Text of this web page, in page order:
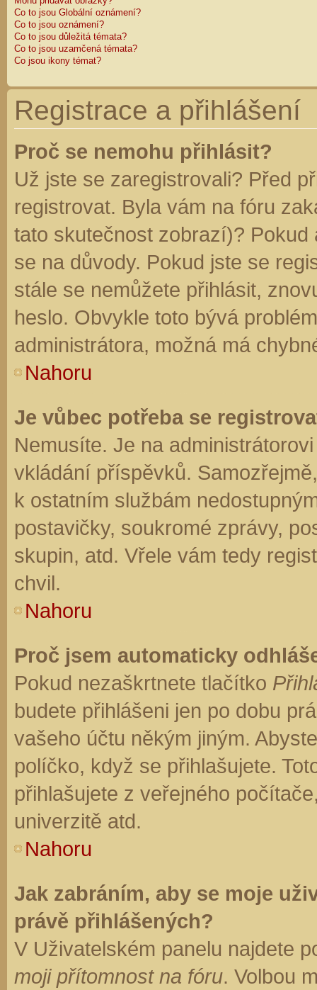
Co to jsou Globální oznámení?
Co to jsou oznámení?
Co to jsou důležitá témata?
Co to jsou uzamčená témata?
Co jsou ikony témat?
Registrace a přihlášení
Proč se nemohu přihlásit?
Už jste se zaregistrovali? Před
registrovat. Byla vám na fóru
tato skutečnost zobrazí)?
se na důvody. Pokud jste se
stále se nemůžete přihlásit,
heslo. Obvykle toto bývá
administrátora, možná má
Nahoru
Je vůbec potřeba se
Nemusíte. Je na
vkládání příspěvků.
k ostatním službám
postavičky, soukromé zprávy,
skupin, atd. Vřele vám tedy
chvil.
Nahoru
Proč jsem automaticky
Pokud nezaškrtnete tlačítko
budete přihlášeni jen po dobu
vašeho účtu někým jiným.
políčko, když se přihlašujete.
přihlašujete z veřejného
univerzitě atd.
Nahoru
Jak zabráním, aby se moje
právě přihlášených?
V Uživatelském panelu najdete
moji přítomnost na fóru. Volbou